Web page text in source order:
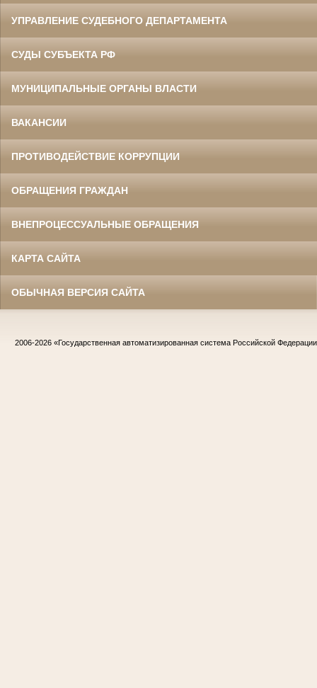
УПРАВЛЕНИЕ СУДЕБНОГО ДЕПАРТАМЕНТА
СУДЫ СУБЪЕКТА РФ
МУНИЦИПАЛЬНЫЕ ОРГАНЫ ВЛАСТИ
ВАКАНСИИ
ПРОТИВОДЕЙСТВИЕ КОРРУПЦИИ
ОБРАЩЕНИЯ ГРАЖДАН
ВНЕПРОЦЕССУАЛЬНЫЕ ОБРАЩЕНИЯ
КАРТА САЙТА
ОБЫЧНАЯ ВЕРСИЯ САЙТА
2006-2026 «Государственная автоматизированная система Российской